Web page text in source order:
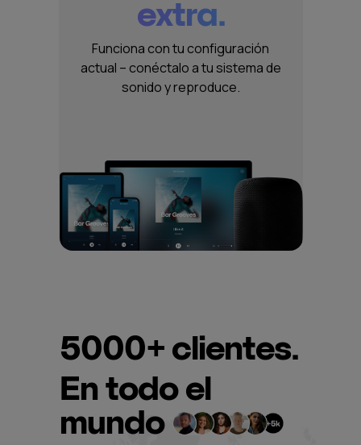
extra.
Funciona con tu configuración
actual – conéctalo a tu sistema de
sonido y reproduce.
5000+ clientes.
En todo el
mundo